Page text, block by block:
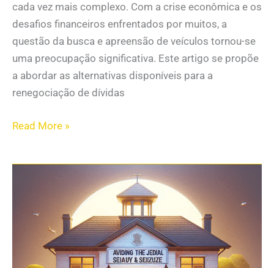
cada vez mais complexo. Com a crise econômica e os
desafios financeiros enfrentados por muitos, a
questão da busca e apreensão de veículos tornou-se
uma preocupação significativa. Este artigo se propõe
a abordar as alternativas disponíveis para a
renegociação de dívidas
Read More »